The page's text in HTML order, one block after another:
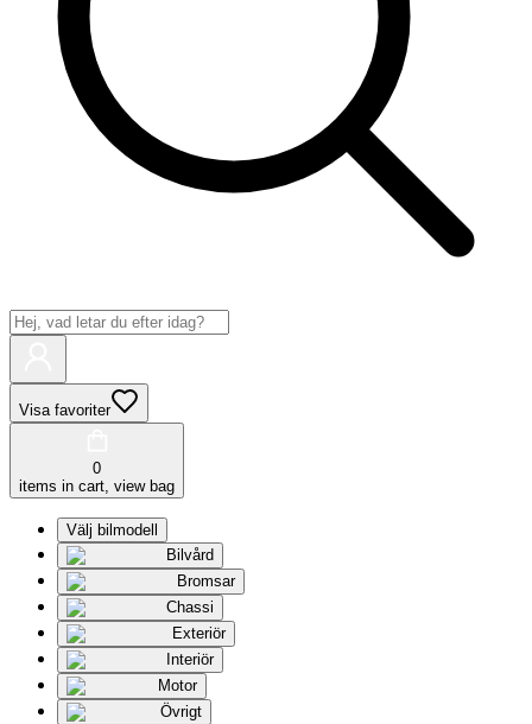
Visa favoriter
0
items in cart, view bag
Välj bilmodell
Bilvård
Bromsar
Chassi
Exteriör
Interiör
Motor
Övrigt